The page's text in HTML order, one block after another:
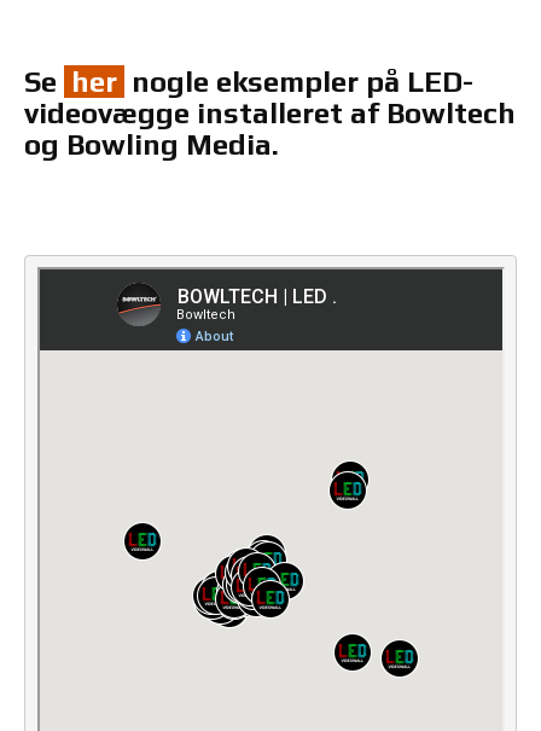
Se her nogle eksempler på LED-
videovægge installeret af Bowltech
og Bowling Media.